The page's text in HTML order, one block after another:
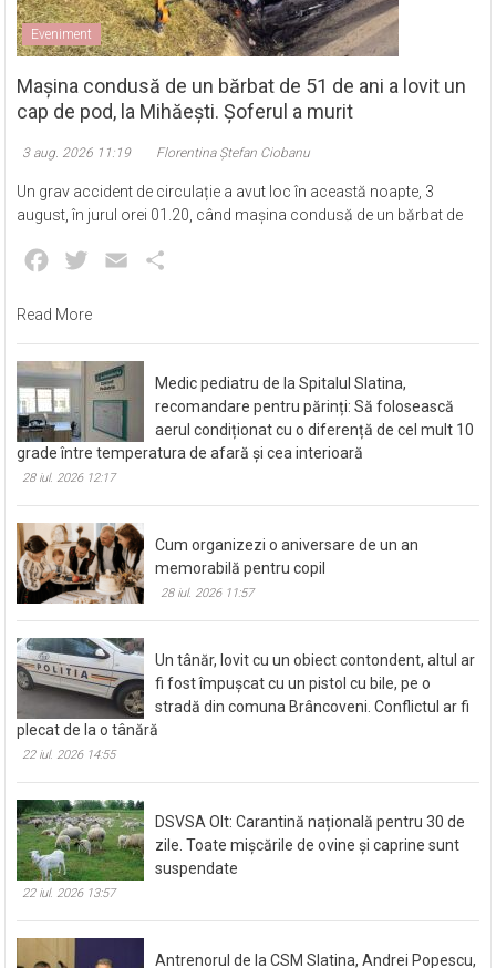
Eveniment
Mașina condusă de un bărbat de 51 de ani a lovit un
cap de pod, la Mihăești. Șoferul a murit
3 aug. 2026 11:19 Florentina Ștefan Ciobanu
Un grav accident de circulație a avut loc în această noapte, 3
august, în jurul orei 01.20, când mașina condusă de un bărbat de
Facebook
Twitter Email
Read More
Medic pediatru de la Spitalul Slatina,
recomandare pentru părinți: Să folosească
aerul condiționat cu o diferență de cel mult 10
grade între temperatura de afară și cea interioară
28 iul. 2026 12:17
Cum organizezi o aniversare de un an
memorabilă pentru copil
28 iul. 2026 11:57
Un tânăr, lovit cu un obiect contondent, altul ar
fi fost împușcat cu un pistol cu bile, pe o
stradă din comuna Brâncoveni. Conflictul ar fi
plecat de la o tânără
22 iul. 2026 14:55
DSVSA Olt: Carantină națională pentru 30 de
zile. Toate mișcările de ovine și caprine sunt
suspendate
22 iul. 2026 13:57
Antrenorul de la CSM Slatina, Andrei Popescu,